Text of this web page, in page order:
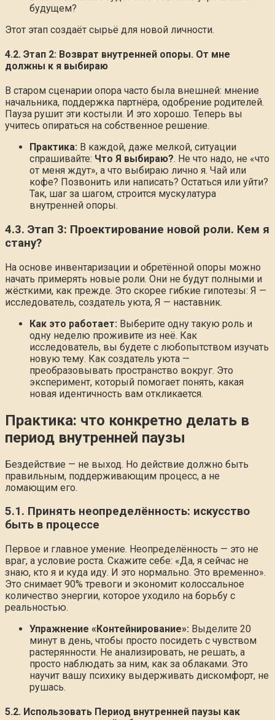
будущем?
Этот этап создаёт сырьё для новой личности.
4.2. Этап 2: Возврат внутренней опоры. От мне
должны к я выбираю
В старом сценарии опора часто была внешней: мнение
начальника, поддержка партнёра, одобрение родителей.
Пауза рушит эти костыли. И это хорошо. Теперь вы
учитесь опираться на собственное решение.
Практика: В каждой, даже мелкой, ситуации
спрашивайте: Что Я выбираю?. Не что надо, не «что
от меня ждут», а что выбираю лично я. Чай или
кофе? Позвонить или написать? Остаться или уйти?
Так, шаг за шагом, строится мускулатура
внутренней опоры.
4.3. Этап 3: Проектирование новой роли. Кем я
стану?
На основе инвентаризации и обретённой опоры можно
начать примерять новые роли. Они не будут полными и
жёсткими, как прежде. Это скорее гибкие гипотезы: Я —
исследователь, создатель уюта, Я — наставник.
Как это работает: Выберите одну такую роль и
одну неделю проживите из неё. Как
исследователь, вы будете с любопытством изучать
новую тему. Как создатель уюта —
преобразовывать пространство вокруг. Это
эксперимент, который помогает понять, какая
новая идентичность вам откликается.
Практика: что конкретно делать в
период внутренней паузы
Бездействие — не выход. Но действие должно быть
правильным, поддерживающим процесс, а не
ломающим его.
5.1. Принять неопределённость: искусство
быть в процессе
Первое и главное умение. Неопределённость — это не
враг, а условие роста. Скажите себе: «Да, я сейчас не
знаю, кто я и куда иду. И это нормально. Это временно».
Это снимает 90% тревоги и экономит колоссальное
количество энергии, которое уходило на борьбу с
реальностью.
Упражнение «Контейнирование»: Выделите 20
минут в день, чтобы просто посидеть с чувством
растерянности. Не анализировать, не решать, а
просто наблюдать за ним, как за облаками. Это
научит вашу психику выдерживать дискомфорт, не
рушась.
5.2. Использовать Период внутренней паузы как